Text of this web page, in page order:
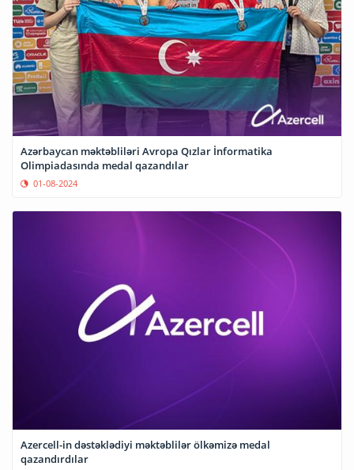
Azərbaycan məktəbliləri Avropa Qızlar İnformatika
Olimpiadasında medal qazandılar
01-08-2024
Azercell-in dəstəklədiyi məktəblilər ölkəmizə medal
qazandırdılar